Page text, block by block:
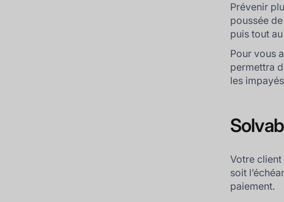
Prévenir
poussée
puis tout
Pour vous
permettra
les
Votre client
soit
paiement.